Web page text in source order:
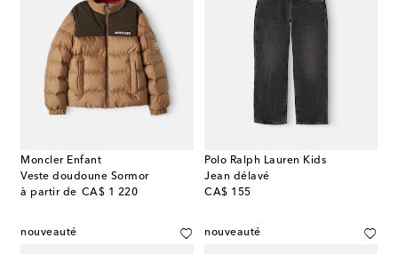
Moncler Enfant
Veste doudoune Sormor
à partir de CA$ 1 220
original price
Polo Ralph Lauren Kids
Jean délavé
CA$ 155
original price
nouveauté nouveauté